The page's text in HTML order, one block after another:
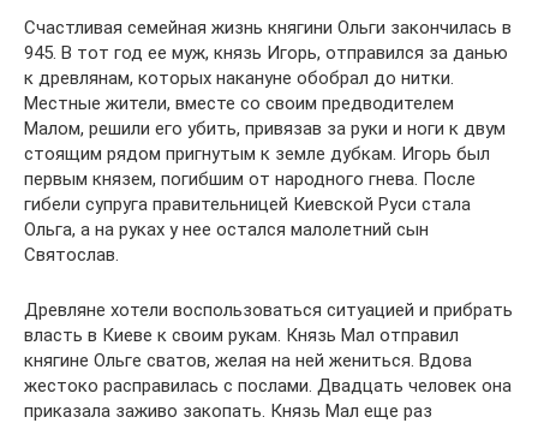
Счастливая семейная жизнь княгини Ольги закончилась в
945. В тот год ее муж, князь Игорь, отправился за данью
к древлянам, которых накануне обобрал до нитки.
Местные жители, вместе со своим предводителем
Малом, решили его убить, привязав за руки и ноги к двум
стоящим рядом пригнутым к земле дубкам. Игорь был
первым князем, погибшим от народного гнева. После
гибели супруга правительницей Киевской Руси стала
Ольга, а на руках у нее остался малолетний сын
Святослав.
Древляне хотели воспользоваться ситуацией и прибрать
власть в Киеве к своим рукам. Князь Мал отправил
княгине Ольге сватов, желая на ней жениться. Вдова
жестоко расправилась с послами. Двадцать человек она
приказала заживо закопать. Князь Мал еще раз